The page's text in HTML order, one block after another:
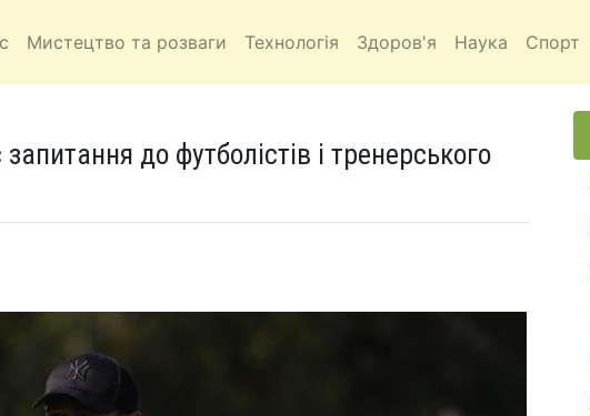
Мистецтво та розваги Технологія Здоров'я Наука Спорт
до футболістів і тренерського